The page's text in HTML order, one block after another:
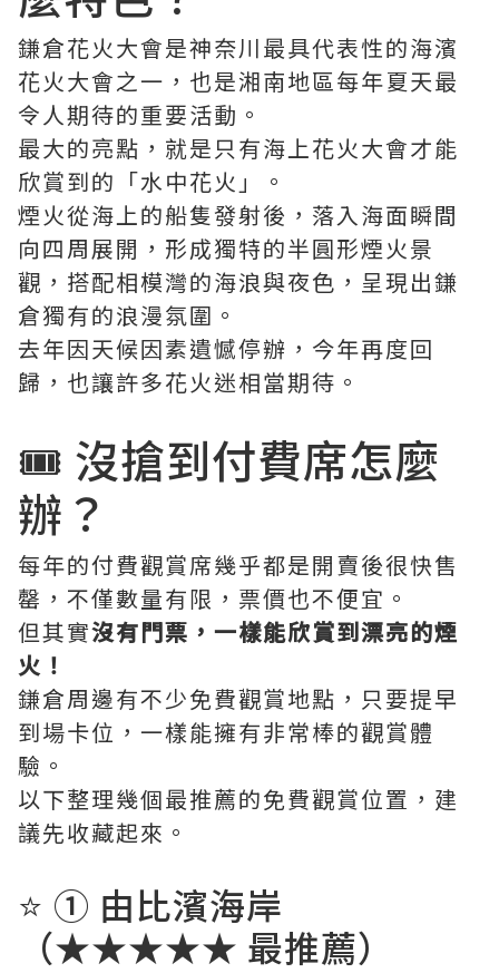
鎌倉花火大會是神奈川最具代表性的海濱
花火大會之一，也是湘南地區每年夏天最
令人期待的重要活動。
最大的亮點，就是只有海上花火大會才能
欣賞到的「水中花火」。
煙火從海上的船隻發射後，落入海面瞬間
向四周展開，形成獨特的半圓形煙火景
觀，搭配相模灣的海浪與夜色，呈現出鎌
倉獨有的浪漫氛圍。
去年因天候因素遺憾停辦，今年再度回
歸，也讓許多花火迷相當期待。
🎟️ 沒搶到付費席怎麼
辦？
每年的付費觀賞席幾乎都是開賣後很快售
罄，不僅數量有限，票價也不便宜。
但其實沒有門票，一樣能欣賞到漂亮的煙
火！
鎌倉周邊有不少免費觀賞地點，只要提早
到場卡位，一樣能擁有非常棒的觀賞體
驗。
以下整理幾個最推薦的免費觀賞位置，建
議先收藏起來。
⭐ ① 由比濱海岸
（★★★★★ 最推薦）